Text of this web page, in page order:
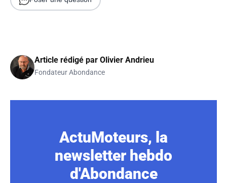
Article rédigé par Olivier Andrieu
Fondateur Abondance
ActuMoteurs, la
newsletter hebdo
d'Abondance